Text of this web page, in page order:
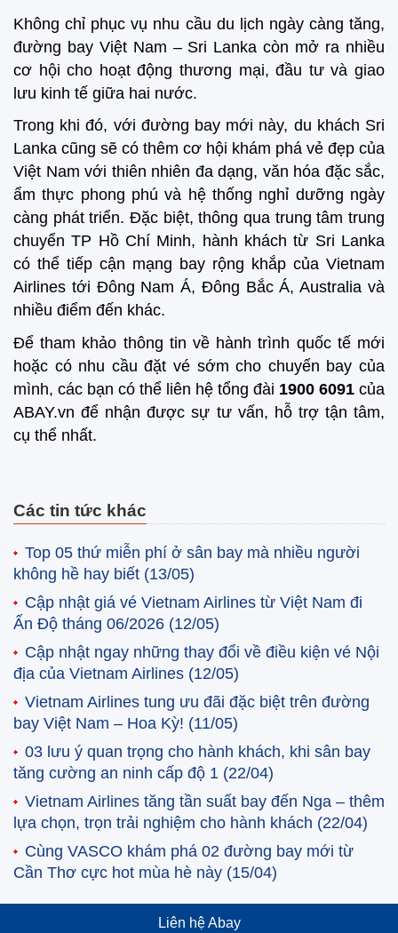
Không chỉ phục vụ nhu cầu du lịch ngày càng tăng,
đường bay Việt Nam – Sri Lanka còn mở ra nhiều
cơ hội cho hoạt động thương mại, đầu tư và giao
lưu kinh tế giữa hai nước.
Trong khi đó, với đường bay mới này, du khách Sri
Lanka cũng sẽ có thêm cơ hội khám phá vẻ đẹp của
Việt Nam với thiên nhiên đa dạng, văn hóa đặc sắc,
ẩm thực phong phú và hệ thống nghỉ dưỡng ngày
càng phát triển. Đặc biệt, thông qua trung tâm trung
chuyển TP Hồ Chí Minh, hành khách từ Sri Lanka
có thể tiếp cận mạng bay rộng khắp của Vietnam
Airlines tới Đông Nam Á, Đông Bắc Á, Australia và
nhiều điểm đến khác.
Để tham khảo thông tin về hành trình quốc tế mới
hoặc có nhu cầu đặt vé sớm cho chuyến bay của
mình, các bạn có thể liên hệ tổng đài 1900 6091 của
ABAY.vn để nhận được sự tư vấn, hỗ trợ tận tâm,
cụ thể nhất.
Các tin tức khác
Top 05 thứ miễn phí ở sân bay mà nhiều người
không hề hay biết (13/05)
Cập nhật giá vé Vietnam Airlines từ Việt Nam đi
Ấn Độ tháng 06/2026 (12/05)
Cập nhật ngay những thay đổi về điều kiện vé Nội
địa của Vietnam Airlines (12/05)
Vietnam Airlines tung ưu đãi đặc biệt trên đường
bay Việt Nam – Hoa Kỳ! (11/05)
03 lưu ý quan trọng cho hành khách, khi sân bay
tăng cường an ninh cấp độ 1 (22/04)
Vietnam Airlines tăng tần suất bay đến Nga – thêm
lựa chọn, trọn trải nghiệm cho hành khách (22/04)
Cùng VASCO khám phá 02 đường bay mới từ
Cần Thơ cực hot mùa hè này (15/04)
Liên hệ Abay